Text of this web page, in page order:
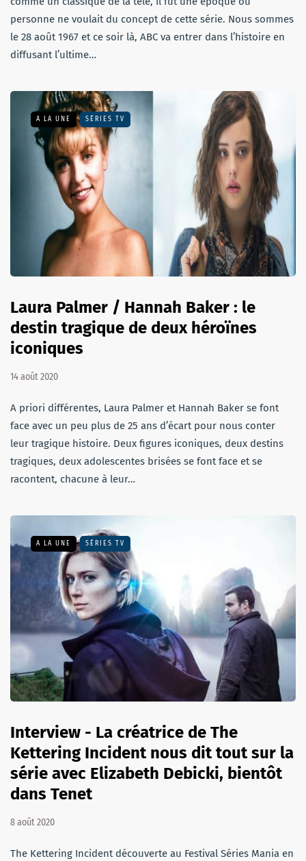
personne ne voulait du concept de cette série. Nous sommes
le 28 août 1967 et ce soir là, ABC va entrer dans l’histoire en
diffusant l’ultime…
A LA UNE SÉRIES TV
Laura Palmer / Hannah Baker : le
destin tragique de deux héroïnes
iconiques
14 août 2020
A priori différentes, Laura Palmer et Hannah Baker se font
face avec un peu plus de 25 ans d’écart pour nous conter
leur tragique histoire. Deux figures iconiques, deux destins
tragiques, deux adolescentes brisées se font face et se
racontent, chacune à leur…
A LA UNE SÉRIES TV
Interview - La créatrice de The
Kettering Incident nous dit tout sur la
série avec Elizabeth Debicki, bientôt
dans Tenet
8 août 2020
The Kettering Incident découverte au Festival Séries Mania en